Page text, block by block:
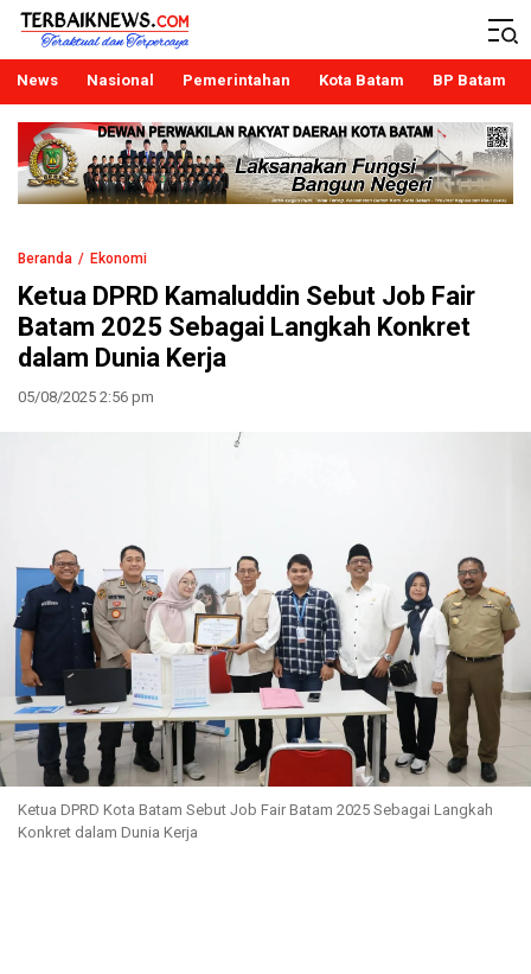
Terbaiknews
Teraktual dan Terpercaya
News Nasional Pemerintahan Kota Batam BP Batam
Beranda Ekonomi
Ketua DPRD Kamaluddin Sebut Job Fair
Batam 2025 Sebagai Langkah Konkret
dalam Dunia Kerja
05/08/2025 2:56 pm
Ketua DPRD Kota Batam Sebut Job Fair Batam 2025 Sebagai Langkah
Konkret dalam Dunia Kerja